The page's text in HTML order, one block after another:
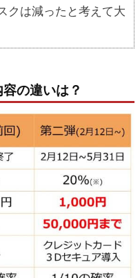
クは減ったと考えて大
の違いは？